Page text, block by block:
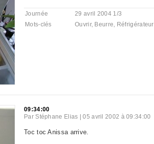
Journée
29 avril 2004 1/3
Mots-clés
Ouvrir, Beurre, Réfrigérateur
09:34:00
Par Stéphane Elias |05 avril 2002 à 09:34:00
Toc toc Anissa arrive.